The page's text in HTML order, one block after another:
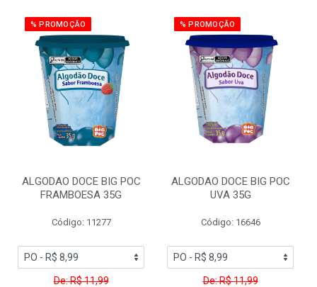
% PROMOÇÃO
ALGODAO DOCE BIG POC
FRAMBOESA 35G
Código: 11277
De: R$ 11,99
% PROMOÇÃO
ALGODAO DOCE BIG POC
UVA 35G
Código: 16646
De: R$ 11,99